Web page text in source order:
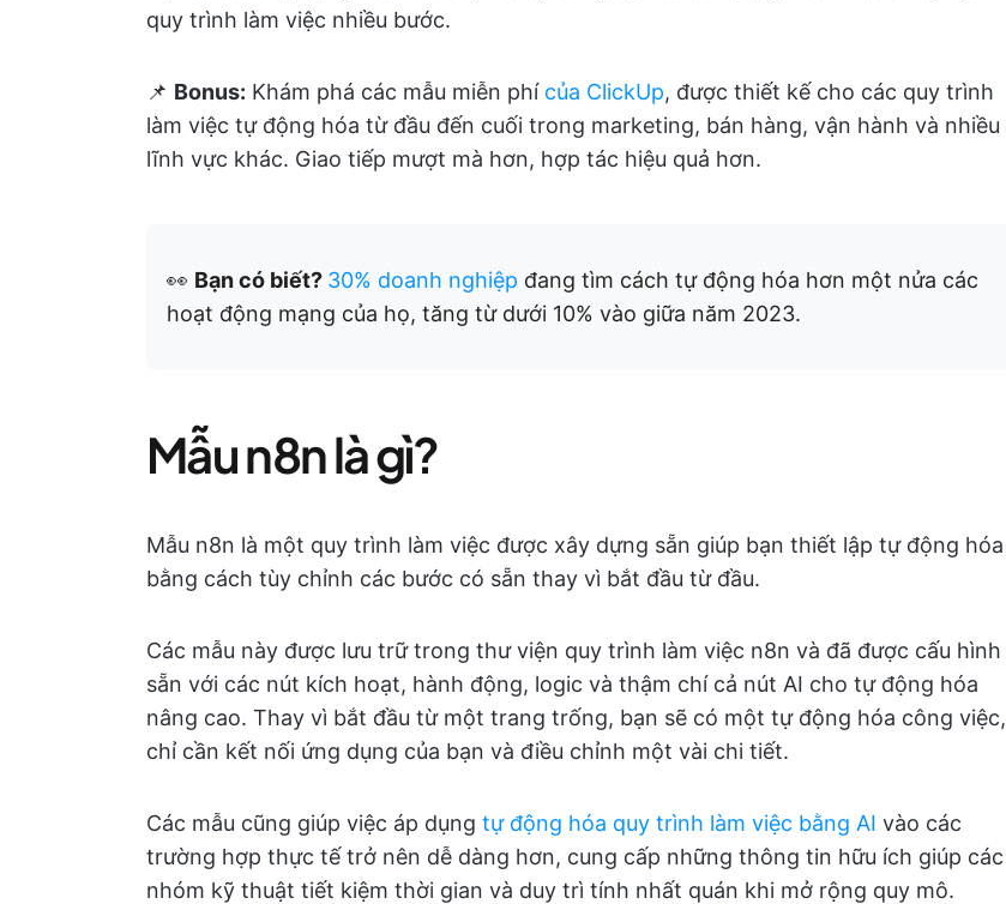
quy trình làm việc nhiều bước.
📌 Bonus: Khám phá các mẫu miễn phí của ClickUp, được thiết kế cho các quy trình
làm việc tự động hóa từ đầu đến cuối trong marketing, bán hàng, vận hành và nhiều
lĩnh vực khác. Giao tiếp mượt mà hơn, hợp tác hiệu quả hơn.
👀 Bạn có biết? 30% doanh nghiệp đang tìm cách tự động hóa hơn một nửa các
hoạt động mạng của họ, tăng từ dưới 10% vào giữa năm 2023.
Mẫu n8n là gì?
Mẫu n8n là một quy trình làm việc được xây dựng sẵn giúp bạn thiết lập tự động hóa
bằng cách tùy chỉnh các bước có sẵn thay vì bắt đầu từ đầu.
Các mẫu này được lưu trữ trong thư viện quy trình làm việc n8n và đã được cấu hình
sẵn với các nút kích hoạt, hành động, logic và thậm chí cả nút AI cho tự động hóa
nâng cao. Thay vì bắt đầu từ một trang trống, bạn sẽ có một tự động hóa công việc,
chỉ cần kết nối ứng dụng của bạn và điều chỉnh một vài chi tiết.
Các mẫu cũng giúp việc áp dụng tự động hóa quy trình làm việc bằng AI vào các
trường hợp thực tế trở nên dễ dàng hơn, cung cấp những thông tin hữu ích giúp các
nhóm kỹ thuật tiết kiệm thời gian và duy trì tính nhất quán khi mở rộng quy mô.